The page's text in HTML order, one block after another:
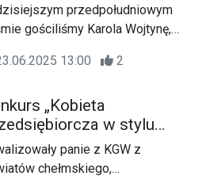
przedpołudniowym
gościliśmy Karola Wojtynę,
tato.net, doradcę
córkę Marysię.
13:00 2
„Kobieta
w stylu
dla KGW - trzeci
panie z KGW z
chełmskiego,